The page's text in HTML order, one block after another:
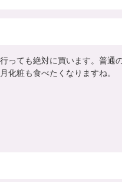
っても絶対に買います。普通
化粧も食べたくなりますね。